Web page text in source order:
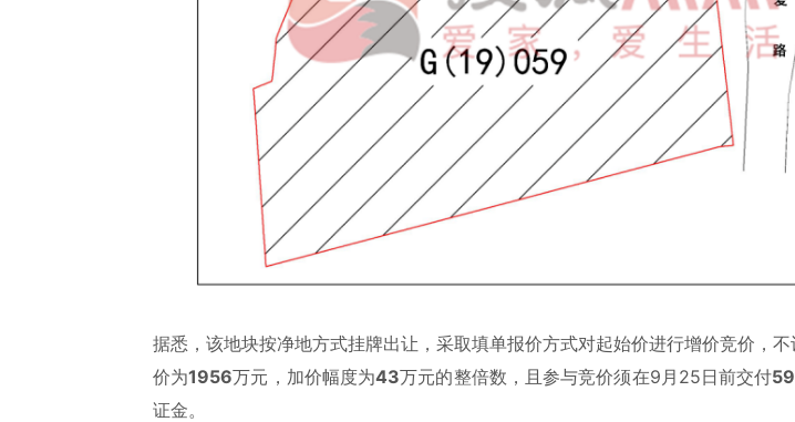
据悉，该地块按净地方式挂牌出让，采取填单报价方式对起始价进行增价竞价，
价为1956万元，加价幅度为43万元的整倍数，且参与竞价须在9月25日前交付
证金。